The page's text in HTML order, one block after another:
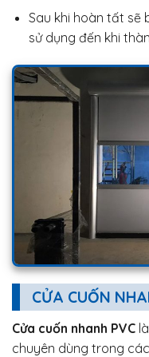
Sau khi hoàn tất sẽ
sử dụng đến khi
CỬA CUỐN
Cửa cuốn nhanh PVC
chuyên dùng trong